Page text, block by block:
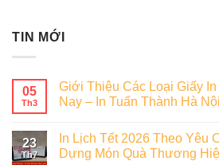
TIN MỚI
05
Th3
Giới Thiệu Các Loại Giấy
Nay – In Tuấn Thành Hà Nội
23
Th7
In Lịch Tết 2026 Theo Yêu
Dựng Món Quà Thương